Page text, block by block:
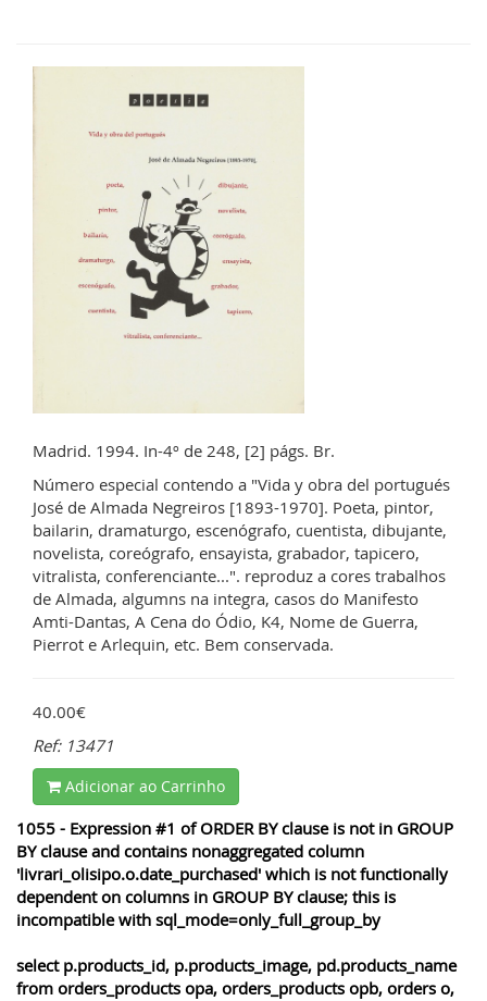
Madrid. 1994. In-4º de 248, [2] págs. Br.
Número especial contendo a "Vida y obra del portugués
José de Almada Negreiros [1893-1970]. Poeta, pintor,
bailarin, dramaturgo, escenógrafo, cuentista, dibujante,
novelista, coreógrafo, ensayista, grabador, tapicero,
vitralista, conferenciante...". reproduz a cores trabalhos
de Almada, algumns na integra, casos do Manifesto
Amti-Dantas, A Cena do Ódio, K4, Nome de Guerra,
Pierrot e Arlequin, etc. Bem conservada.
40.00€
Ref: 13471
Adicionar ao Carrinho
1055 - Expression #1 of ORDER BY clause is not in GROUP
BY clause and contains nonaggregated column
'livrari_olisipo.o.date_purchased' which is not functionally
dependent on columns in GROUP BY clause; this is
incompatible with sql_mode=only_full_group_by
select p.products_id, p.products_image, pd.products_name
from orders_products opa, orders_products opb, orders o,